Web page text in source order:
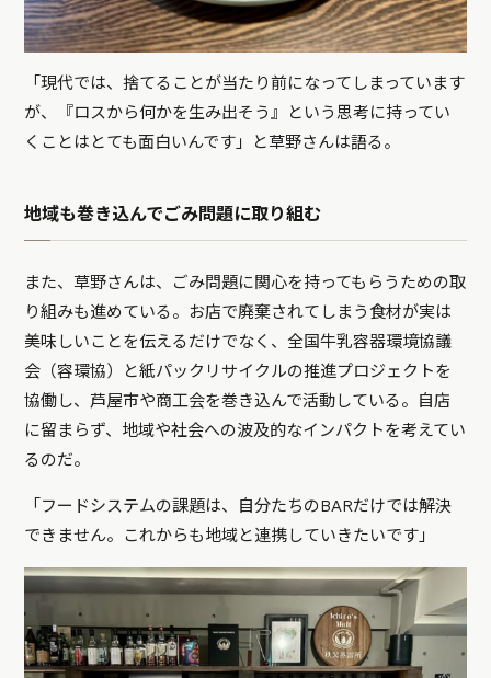
「現代では、捨てることが当たり前になってしまっています
が、『ロスから何かを生み出そう』という思考に持ってい
くことはとても面白いんです」と草野さんは語る。
地域も巻き込んでごみ問題に取り組む
また、草野さんは、ごみ問題に関心を持ってもらうための取
り組みも進めている。お店で廃棄されてしまう食材が実は
美味しいことを伝えるだけでなく、全国牛乳容器環境協議
会（容環協）と紙パックリサイクルの推進プロジェクトを
協働し、芦屋市や商工会を巻き込んで活動している。自店
に留まらず、地域や社会への波及的なインパクトを考えてい
るのだ。
「フードシステムの課題は、自分たちのBARだけでは解決
できません。これからも地域と連携していきたいです」